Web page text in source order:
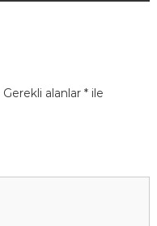
Gerekli alanlar *ile